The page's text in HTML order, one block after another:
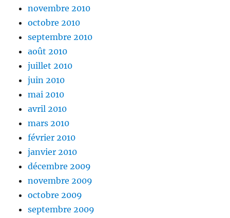
novembre 2010
octobre 2010
septembre 2010
août 2010
juillet 2010
juin 2010
mai 2010
avril 2010
mars 2010
février 2010
janvier 2010
décembre 2009
novembre 2009
octobre 2009
septembre 2009